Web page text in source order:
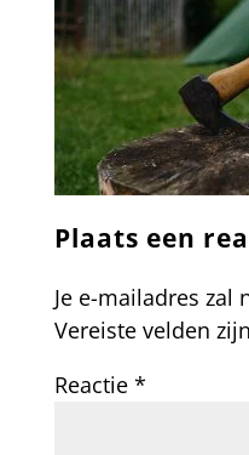
Plaats een
Je e-mailadres zal
Vereiste velden
Reactie *